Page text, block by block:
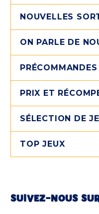
NOUVELLES
ON PARLE DE
PRIX ET
SÉLECTION DE
TOP JEUX
SUIVEZ-NOUS